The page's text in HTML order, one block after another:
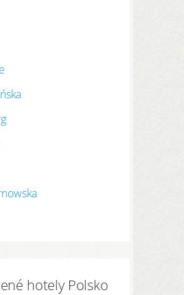
PŘIHLÁSIT
hotely Polsko